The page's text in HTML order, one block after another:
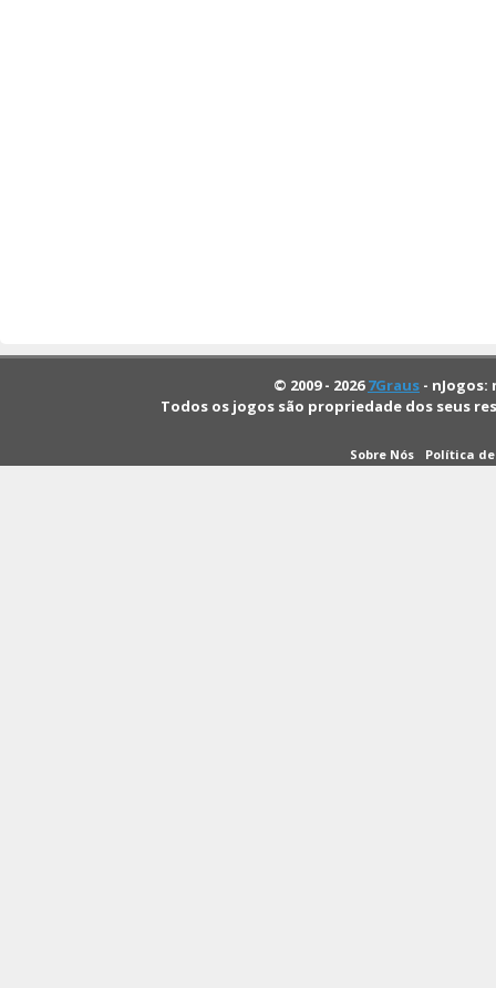
© 2009 - 20267Graus -
Todos os jogos são propriedade dos seus
Sobre Nós Política